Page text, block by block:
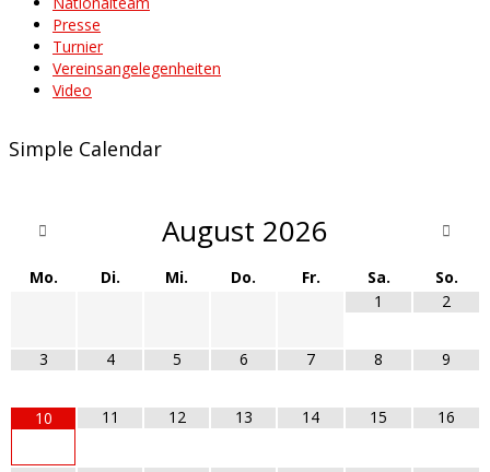
Presse
Turnier
Vereinsangelegenheiten
Video
Simple Calendar
August 2026
Mo. Di. Mi. Do. Fr. Sa.
So.
1
2
3 4 5 6 7 8 9
10 11 12 13 14 15 16